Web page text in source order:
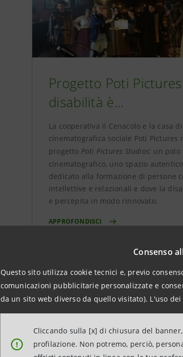
Consenso
Questo sito utilizza cookie tecnici e, previo
comunicazioni pubblicitarie personalizzate e
da un sito web diverso da quello visitato). L'uso
!
Cliccando sulla [x] di chiusura del
profilazione. Non potremo, perciò,
Progetto Poti
disabilità è...
La cooperativa Il Cenacolo e la casa
cinematografica sociale Poti Pictures
progetto Poti Pictures Studios: un polo
cinematografico, uno spazio
dedicato alla formazione di persone
intellettive e relazionali e dove la
e percepita in modo rinnovato.
APPROFONDISCI